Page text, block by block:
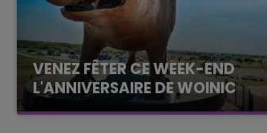
VENEZ FÊTER CE WEEK-END
L'ANNIVERSAIRE DE WOINIC
Ce samedi 8 août sera un grand jour :